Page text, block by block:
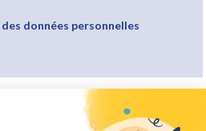
données personnelles